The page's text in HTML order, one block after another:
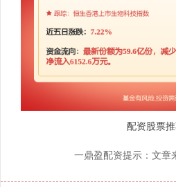
配资股票
一鼎盈配资提示：文章